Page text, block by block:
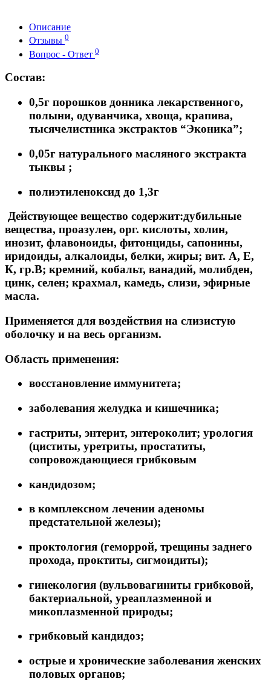
Описание
Отзывы 0
Вопрос - Ответ 0
Состав:
0,5г порошков донника лекарственного,
полыни, одуванчика, хвоща, крапива,
тысячелистника экстрактов “Эконика”;
0,05г натурального масляного экстракта
тыквы ;
полиэтиленоксид до 1,3г
Действующее вещество содержит:дубильные
вещества, проазулен, орг. кислоты, холин,
инозит, флавоноиды, фитонциды, сапонины,
иридоиды, алкалоиды, белки, жиры; вит. А, Е,
К, гр.В; кремний, кобальт, ванадий, молибден,
цинк, селен; крахмал, камедь, слизи, эфирные
масла.
Применяется для воздействия на слизистую
оболочку и на весь организм.
Область применения:
восстановление иммунитета;
заболевания желудка и кишечника;
гастриты, энтерит, энтероколит; урология
(циститы, уретриты, простатиты,
сопровождающиеся грибковым
кандидозом;
в комплексном лечении аденомы
предстательной железы);
проктология (геморрой, трещины заднего
прохода, проктиты, сигмоидиты);
гинекология (вульвовагиниты грибковой,
бактериальной, уреаплазменной и
микоплазменной природы;
грибковый кандидоз;
острые и хронические заболевания женских
половых органов;